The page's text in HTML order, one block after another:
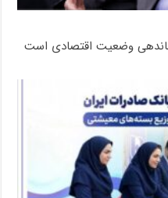
وضعیت اقتصادی است